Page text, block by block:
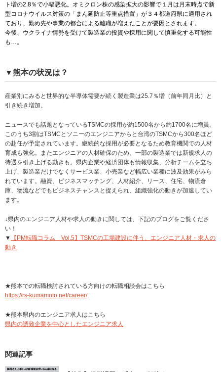
ト増の2.8％で小幅悪化。オミクロン株の感染拡大の影響で１月は月末時点で新
型コロナウイルス対策の「まん延防止等重点措置」が３４都道府県に適用され
ており、勤め先や事業の都合による離職が増えたことが要因とされます。
今後、ウクライナ情勢を受けて製造業の投資や採用に関して慎重化する可能性
も…。
▼熊本の状況は？
産業別にみると世界的な半導体需要が続く製造業は25.7％増（前年同月比）と
引き続き増加。
ニュースでも話題となっているTSMCの採用が約1500名から約1700名に増員。
このうち3割はTSMCとソニーのエンジニアからと台湾のTSMCから300名ほど
の赴任が予定されています。継続的な採用が必要となるため教育機関での人材
育成も強化。またエンジニアの人材確保のため、一部の製造業では新規求人の
待遇を引き上げる動きも。県内企業や経済団体も情報収集、分析チームを立ち
上げ、製造業だけでなくサービス業、小売業など幅広い業種に波及効果がみら
れています。融資、ビジネスマッチング、人材紹介、リース、住宅、物流倉
庫、物流などでもビジネスチャンスと捉えられ、組織強化の動きが加速してい
ます。
↓県内のエンジニア人材や求人の動きに関しては、下記のブログをご覧くださ
い！
▼
【PM転職コラム Vol.5】TSMCの工場建設に伴う、エンジニア人材・求人の
動き
★熊本での転職検討されている方向けの転職相談会はこちら
https://rs-kumamoto.net/career/
★熊本県内のエンジニア求人はこちら
県内の誘致企業を中心としたエンジニア求人
関連記事